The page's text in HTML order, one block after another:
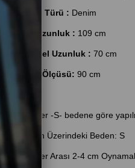
Kumaş Türü : Denim
Ürün Uzunluk : 109 cm
Ürün Bel Uzunluk : 70 cm
Basen Ölçüsü: 90 cm
Ölçümler -S- bedene göre
Manken Üzerindeki Beden: S
Bedenler Arası 2-4 cm